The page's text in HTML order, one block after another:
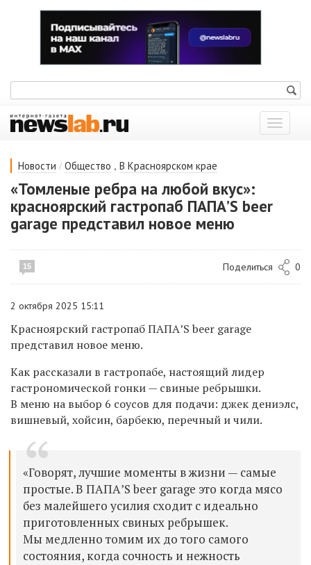
Показать
меню
Новости / Общество , В Красноярском крае
«Томленые ребра на любой вкус»:
красноярский гастропаб ПАПА’S beer
garage представил новое меню
15 Поделиться 0
2 октября 2025 15:11
Красноярский гастропаб ПАПА’S beer garage
представил новое меню.
Как рассказали в гастропабе, настоящий лидер
гастрономической гонки — свиные ребрышки.
В меню на выбор 6 соусов для подачи: джек дениэлс,
вишневый, хойсин, барбекю, перечный и чили.
«Говорят, лучшие моменты в жизни — самые
простые. В ПАПА’S beer garage это когда мясо
без малейшего усилия сходит с идеально
приготовленных свиных ребрышек.
Мы медленно томим их до того самого
состояния, когда сочность и нежность